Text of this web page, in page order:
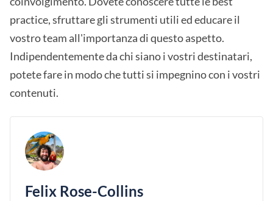
practice, sfruttare gli strumenti utili ed educare il
vostro team all'importanza di questo aspetto.
Indipendentemente da chi siano i vostri destinatari,
potete fare in modo che tutti si impegnino con i vostri
contenuti.
Felix Rose-Collins